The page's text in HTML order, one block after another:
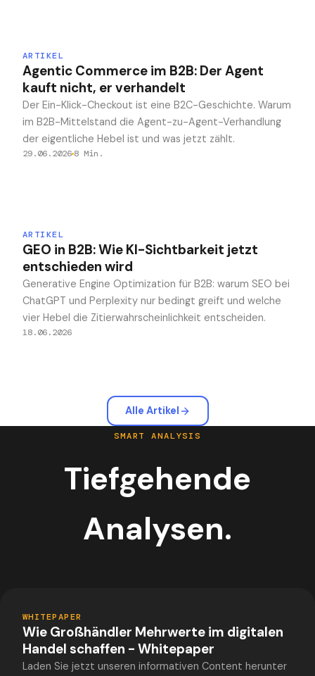
ARTIKEL
Agentic Commerce im B2B: Der Agent
kauft nicht, er verhandelt
Der Ein-Klick-Checkout ist eine B2C-Geschichte. Warum
im B2B-Mittelstand die Agent-zu-Agent-Verhandlung
der eigentliche Hebel ist und was jetzt zählt.
29.06.2026 8 Min.
ARTIKEL
GEO in B2B: Wie KI-Sichtbarkeit jetzt
entschieden wird
Generative Engine Optimization für B2B: warum SEO bei
ChatGPT und Perplexity nur bedingt greift und welche
vier Hebel die Zitierwahrscheinlichkeit entscheiden.
18.06.2026
Alle Artikel
SMART ANALYSIS
Tiefgehende
Analysen.
WHITEPAPER
Wie Großhändler Mehrwerte im digitalen
Handel schaffen - Whitepaper
Laden Sie jetzt unseren informativen Content herunter